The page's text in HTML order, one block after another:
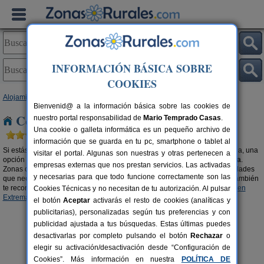
Alojamientos
Complejos Rurales en Extremadura
Si estás pensando en realizar una escapada de turismo rural en toda regla, una
opción a tener muy en cuenta son los
complejos rurales en Extremadura.
Zonas con todos los servicios, bien comunicadas y con todas las comodidades
que necesitas para que tu experiencia rural sea positiva y satisfactoria. También
te recomendamos buscar en nuestra selección deApartamentos Rurales en
Extremadura.
INFORMACIÓN BÁSICA SOBRE
COOKIES
Bienvenid@ a la información básica sobre las cookies de
nuestro portal responsabilidad de Mario Temprado Casas.
Una cookie o galleta informática es un pequeño archivo de
información que se guarda en tu pc, smartphone o tablet al
visitar el portal. Algunas son nuestras y otras pertenecen a
empresas externas que nos prestan servicios. Las activadas
y necesarias para que todo funcione correctamente son las
Cookies Técnicas y no necesitan de tu autorización. Al pulsar
el botónAceptar activarás el resto de cookies (analíticas y
publicitarias), personalizadas según tus preferencias y con
publicidad ajustada a tus búsquedas. Estas últimas puedes
desactivarlas por completo pulsando el botón Rechazar o
elegir su activación/desactivación desde “Configuración de
Cookies”. Más información en nuestra
POLÍTICA DE